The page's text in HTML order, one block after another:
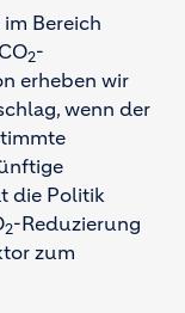
Bereich
2-
erheben wir
wenn der
die Politik
2-Reduzierung
zum